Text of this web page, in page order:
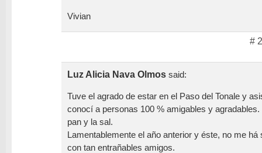
Vivian
#
Luz Alicia Nava Olmos said:
Tuve el agrado de estar en el Paso del Tonale y
conocí a personas 100 % amigables y
pan y la sal.
Lamentablemente el año anterior y éste, no me há
con tan entrañables amigos.